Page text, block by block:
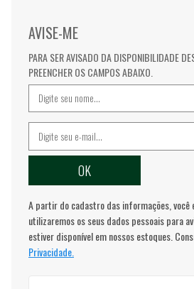
AVISE-ME
PARA SER AVISADO DA DISPONIBILIDADE
PREENCHER OS CAMPOS ABAIXO.
A partir do cadastro das informações, você
utilizaremos os seus dados pessoais para
estiver disponível em nossos estoques.
Privacidade.